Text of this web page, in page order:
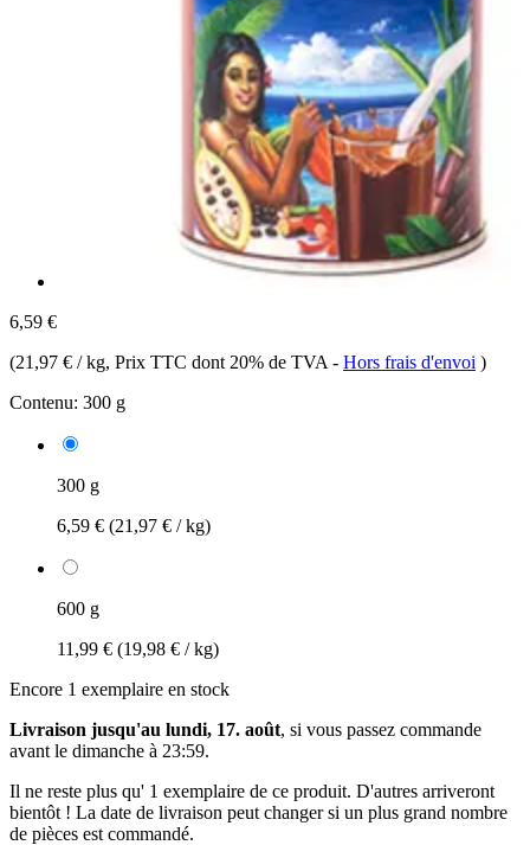
6,59 €
(21,97 € / kg, Prix TTC dont 20% de TVA - Hors frais d'envoi )
Contenu: 300 g
300 g
6,59 € (21,97 € / kg)
600 g
11,99 € (19,98 € / kg)
Encore 1 exemplaire en stock
Livraison jusqu'au lundi, 17. août, si vous passez commande
avant le dimanche à 23:59.
Il ne reste plus qu' 1 exemplaire de ce produit. D'autres arriveront
bientôt ! La date de livraison peut changer si un plus grand nombre
de pièces est commandé.